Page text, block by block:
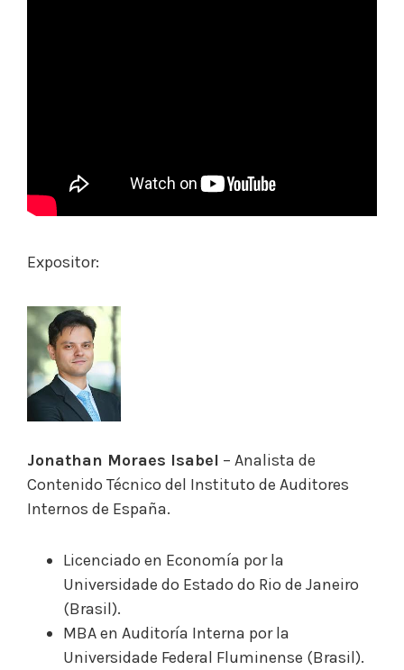
Expositor:
Jonathan Moraes Isabel – Analista de
Contenido Técnico del Instituto de Auditores
Internos de España.
Licenciado en Economía por la
Universidade do Estado do Rio de Janeiro
(Brasil).
MBA en Auditoría Interna por la
Universidade Federal Fluminense (Brasil).